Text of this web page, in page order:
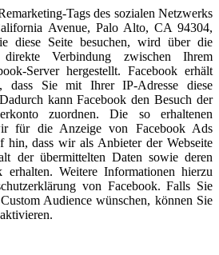
Tags des sozialen Netzwerks
Avenue, Palo Alto, CA 94304,
diese Seite besuchen, wird über die
direkte Verbindung zwischen Ihrem
Server hergestellt. Facebook erhält
dass Sie mit Ihrer IP-Adresse diese
kann Facebook den Besuch der
zuordnen. Die so erhaltenen
für die Anzeige von Facebook Ads
hin, dass wir als Anbieter der Webseite
der übermittelten Daten sowie deren
erhalten. Weitere Informationen hierzu
von Facebook. Falls Sie
Audience wünschen, können Sie